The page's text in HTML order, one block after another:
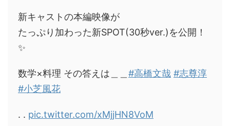
新キャストの本編映像が
たっぷり加わった新SPOT(30秒ver.)を公開！
✨️
数学×料理 その答えは＿＿ #高橋文哉 #志尊淳
#小芝風花
. . pic.twitter.com/xMjjHN8VoM